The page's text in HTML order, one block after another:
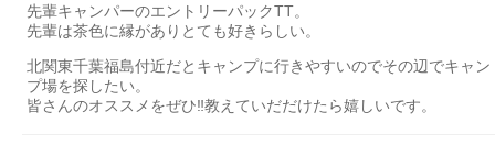
先輩キャンパーのエントリーパックTT。
先輩は茶色に縁がありとても好きらしい。
北関東千葉福島付近だとキャンプに行きやすいのでその辺でキャン
プ場を探したい。
皆さんのオススメをぜひ‼︎教えていだだけたら嬉しいです。